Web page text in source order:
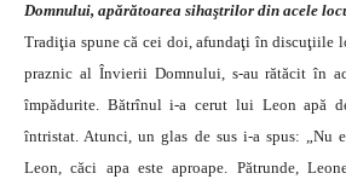
Domnului, apărătoarea sihaştrilor din acele
Tradiţia spune că cei doi, afundaţi în discuţiile
praznic al Învierii Domnului, s-au rătăcit în
împădurite. Bătrînul i-a cerut lui Leon apă
întristat. Atunci, un glas de sus i-a spus: „Nu
Leon, căci apa este aproape. Pătrunde,